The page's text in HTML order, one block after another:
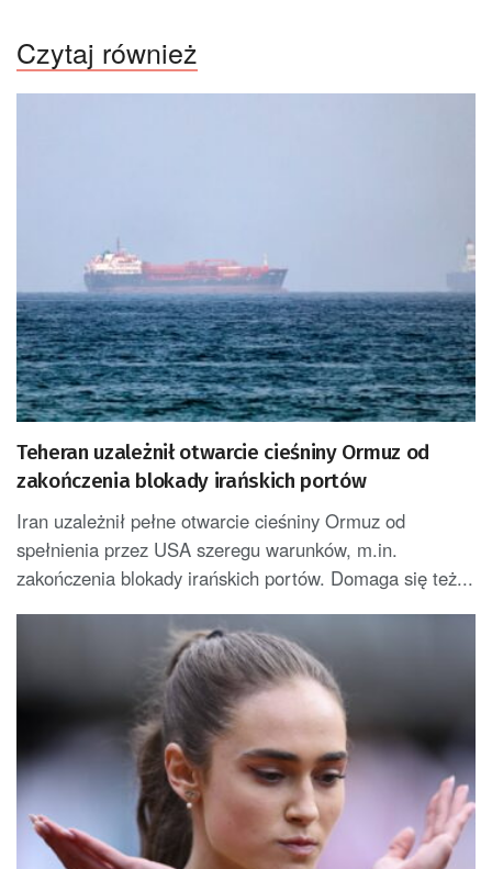
Czytaj również
Teheran uzależnił otwarcie cieśniny Ormuz od
zakończenia blokady irańskich portów
Iran uzależnił pełne otwarcie cieśniny Ormuz od
spełnienia przez USA szeregu warunków, m.in.
zakończenia blokady irańskich portów. Domaga się też...